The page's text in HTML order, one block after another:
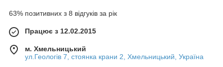
63% позитивних з 8 відгуків за рік
Працює з 12.02.2015
м. Хмельницький
ул.Геологів 7, стоянка крани 2, Хмельницький, Україна